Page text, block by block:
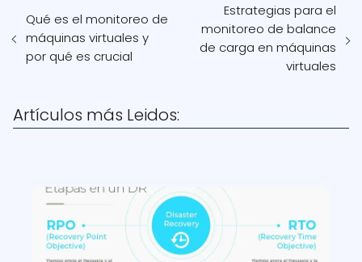
Qué es el monitoreo de
máquinas virtuales y
por qué es crucial
Estrategias para el
monitoreo de balance
de carga en máquinas
virtuales
Artículos más Leidos: